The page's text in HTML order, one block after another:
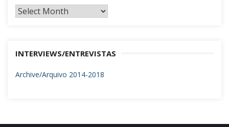
AUDIO/VIDEO
INTERVIEWS/ENTREVISTAS
Archive/Arquivo 2014-2018